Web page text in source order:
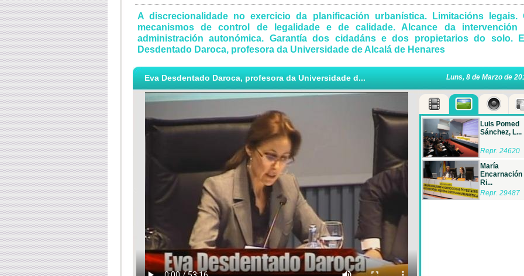
A discrecionalidade no exercicio da planificación urbanística. Limitacións legais.
mecanismos de control de legalidade e de calidade. Alcance da intervención
administración autonómica. Garantía dos cidadáns e dos propietarios do solo.
Desdentado Daroca, profesora da Universidade de Alcalá de Henares
Eva Desdentado Daroca, profesora da Universidade d... Luns, 8 de Marzo de
Luis Pomed
Sánchez, L...
Repr. 24620
María
Encarnación
Ri...
Repr. 29487